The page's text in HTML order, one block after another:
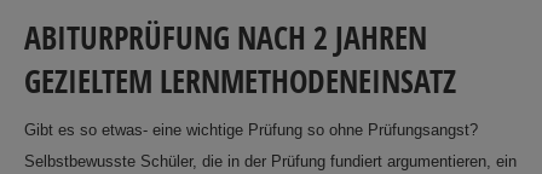
ABITURPRÜFUNG NACH 2 JAHREN
GEZIELTEM LERNMETHODENEINSATZ
Gibt es so etwas- eine wichtige Prüfung so ohne Prüfungsangst?
Selbstbewusste Schüler, die in der Prüfung fundiert argumentieren, ein